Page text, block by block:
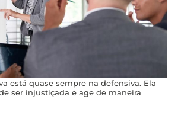
está quase sempre na defensiva. Ela
ser injustiçada e age de maneira